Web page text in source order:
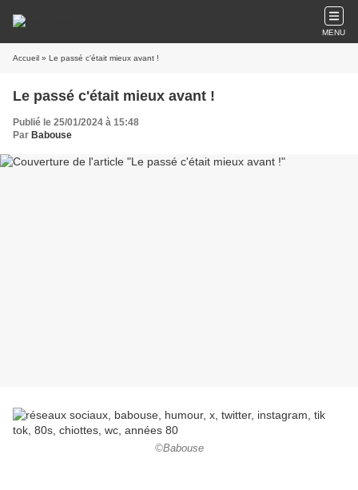
MENU
Accueil » Le passé c'était mieux avant !
Le passé c'était mieux avant !
Publié le 25/01/2024 à 15:48
Par Babouse
©Babouse